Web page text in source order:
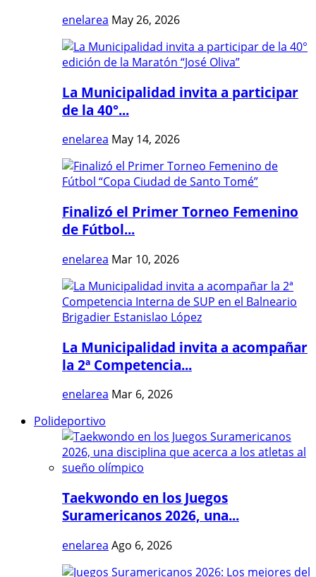
enelarea May 26, 2026
La Municipalidad invita a participar
de la 40°...
enelarea May 14, 2026
Finalizó el Primer Torneo Femenino
de Fútbol...
enelarea Mar 10, 2026
La Municipalidad invita a acompañar
la 2ª Competencia...
enelarea Mar 6, 2026
Polideportivo
Taekwondo en los Juegos
Suramericanos 2026, una...
enelarea Ago 6, 2026